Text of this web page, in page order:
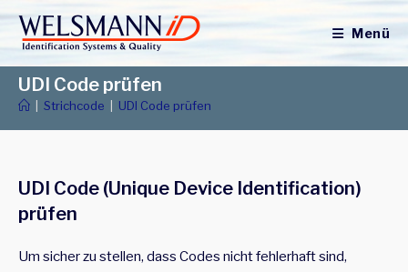
Inhalt
Menü
UDI Code prüfen
Strichcode UDI Code prüfen
UDI Code (Unique Device Identification)
prüfen
Um sicher zu stellen, dass Codes nicht fehlerhaft sind,